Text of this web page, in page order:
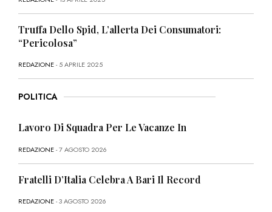
Truffa Dello Spid, L’allerta Dei Consumatori:
“Pericolosa”
REDAZIONE- 5 APRILE 2025
POLITICA
Lavoro Di Squadra Per Le Vacanze In
REDAZIONE- 7 AGOSTO 2026
Fratelli D’Italia Celebra A Bari Il Record
REDAZIONE- 3 AGOSTO 2026